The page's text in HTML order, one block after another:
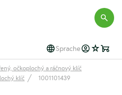
Sprache
očkoplochý a ráčnový klíč
klíč 1001101439